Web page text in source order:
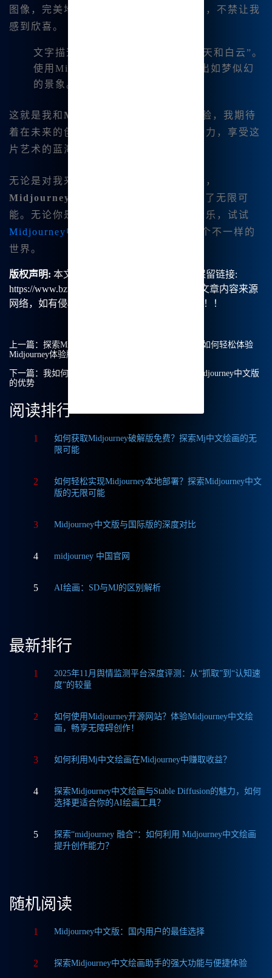
图像，完美地捕捉到了我所想表达的感觉，不禁让我
感到欣喜。
文字描述：“宁静的湖面上，映着蓝天和白云”。
使用Midjourney生成后，图像呈现出如梦似幻
的景象。
这就是我和 Midjourney中文版
的初步体验，我期待
着在未来的创造中，能够继续挖掘它的潜力，享受这
片艺术的蓝海。
无论是对我来说，还是对其他艺术爱好者，
Midjourney官方版
都为我们的创作带来了无限可
能。无论你是想绘画、写作，还是制作音乐，试试
Midjourney中文版
吧，你一定会发现一个不一样的
世界。
版权声明: 本文由【B族智能】原创，转载请保留链接:
https://www.bzu.cn/news/show/1458.html，部分文章内容来源
网络，如有侵权请联系我们删除处理。谢谢！！！
上一篇： 探索Midjourney中文绘画的无限可能性：我如何轻松体验
Midjourney体验版
下一篇： 我如何申请Midjourney体验版？全面解析Midjourney中文版
的优势
阅读排行
1
如何获取Midjourney破解版免费？探索Mj中文绘画的无
限可能
2
如何轻松实现Midjourney本地部署？探索Midjourney中文
版的无限可能
3 Midjourney中文版与国际版的深度对比
4 midjourney 中国官网
5 AI绘画：SD与MJ的区别解析
最新排行
1
2025年11月舆情监测平台深度评测：从“抓取”到“认知速
度”的较量
2
如何使用Midjourney开源网站？体验Midjourney中文绘
画，畅享无障碍创作！
3 如何利用Mj中文绘画在Midjourney中赚取收益？
4
探索Midjourney中文绘画与Stable Diffusion的魅力，如何
选择更适合你的AI绘画工具？
5
探索“midjourney 融合”：如何利用 Midjourney中文绘画
提升创作能力？
随机阅读
1 Midjourney中文版：国内用户的最佳选择
2 探索Midjourney中文绘画助手的强大功能与便捷体验